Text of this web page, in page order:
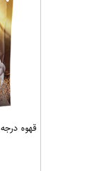
قهوه درجه یک بسته